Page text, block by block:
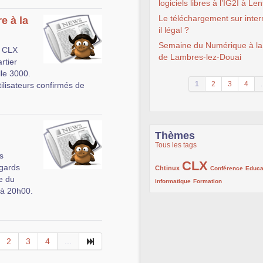
à la
3000.
confirmés de
du
20h00.
2 3 4
logiciels libres à l’IG2I à
Le téléchargement sur
il légal ?
Semaine du Numérique à
de Lambres-lez-Douai
1 2 3 4
Thèmes
Tous les tags
Chtinux
222/1002CLX
1002/1002 Conférence
132/1002
informatique
119/1002 Formation
168/1002